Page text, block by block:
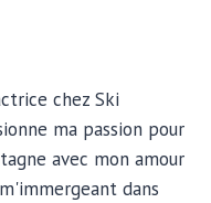
chez Ski
ma passion pour
avec mon amour
dans